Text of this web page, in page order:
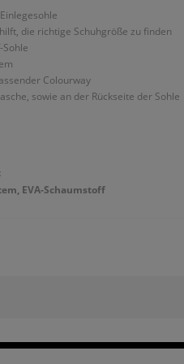
die richtige Schuhgröße zu finden
Colourway
sowie an der Rückseite der Sohle
EVA-Schaumstoff